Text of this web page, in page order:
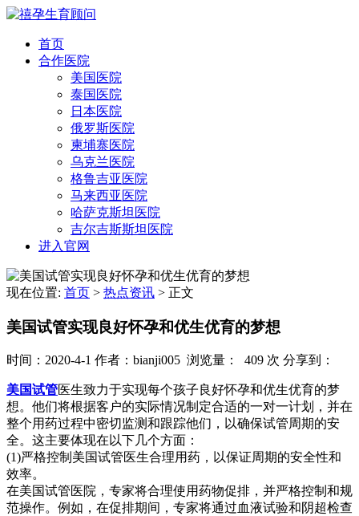
首页
合作医院
美国医院
泰国医院
日本医院
俄罗斯医院
柬埔寨医院
乌克兰医院
格鲁吉亚医院
马来西亚医院
哈萨克斯坦医院
吉尔吉斯斯坦医院
进入官网
现在位置: 首页 > 热点资讯 > 正文
美国试管实现良好怀孕和优生优育的梦想
时间：2020-4-1 作者：bianji005 浏览量： 409 次 分享到：
美国试管医生致力于实现每个孩子良好怀孕和优生优育的梦
想。他们将根据客户的实际情况制定合适的一对一计划，并在
整个用药过程中密切监测和跟踪他们，以确保试管周期的安
全。这主要体现在以下几个方面：
(1)严格控制美国试管医生合理用药，以保证周期的安全性和
效率。
在美国试管医院，专家将合理使用药物促排，并严格控制和规
范操作。例如，在促排期间，专家将通过血液试验和阴超检查